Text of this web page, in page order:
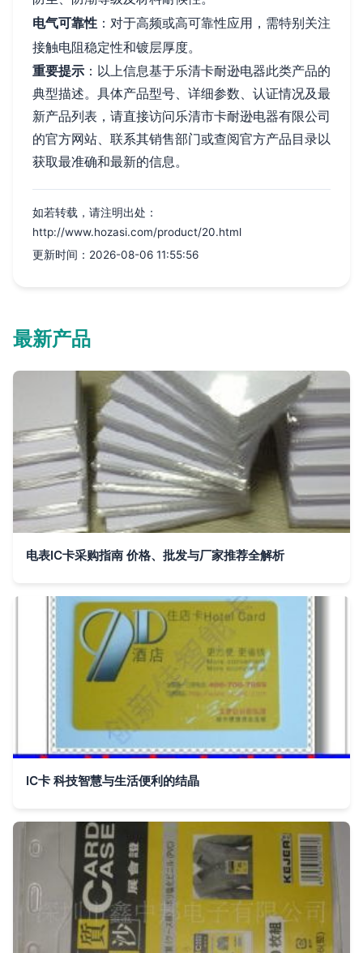
电气可靠性 ：对于高频或高可靠性应用，需特别关注
接触电阻稳定性和镀层厚度。
重要提示 ：以上信息基于乐清卡耐逊电器此类产品的
典型描述。具体产品型号、详细参数、认证情况及最
新产品列表，请直接访问乐清市卡耐逊电器有限公司
的官方网站、联系其销售部门或查阅官方产品目录以
获取最准确和最新的信息。
如若转载，请注明出处：
http://www.hozasi.com/product/20.html
更新时间：2026-08-06 11:55:56
最新产品
电表IC卡采购指南 价格、批发与厂家推荐全解析
IC卡 科技智慧与生活便利的结晶